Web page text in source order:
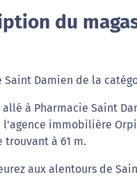
du
Saint Damien de la
à Pharmacie Saint
l'agence immobilière
trouvant à 61 m.
aux alentours de